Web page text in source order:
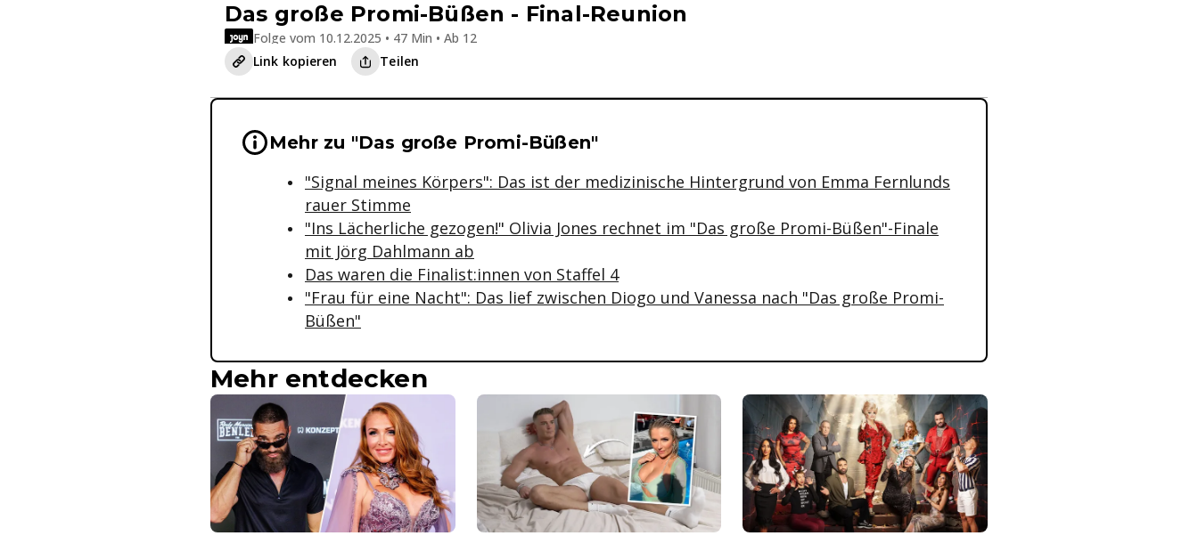
Das große Promi-Büßen - Final-Reunion
Folge vom 10.12.2025 • 47 Min • Ab 12
Link kopieren
Teilen
Wichtige Hinweise & Informationen zum Inhalt
Mehr zu "Das große Promi-Büßen"
"Signal meines Körpers": Das ist der medizinische Hintergrund von Emma Fernlunds
rauer Stimme
"Ins Lächerliche gezogen!" Olivia Jones rechnet im "Das große Promi-Büßen"-Finale
mit Jörg Dahlmann ab
Das waren die Finalist:innen von Staffel 4
"Frau für eine Nacht": Das lief zwischen Diogo und Vanessa nach "Das große Promi-
Büßen"
Mehr entdecken